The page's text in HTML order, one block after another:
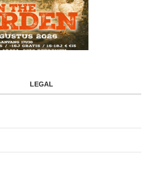
LEGAL